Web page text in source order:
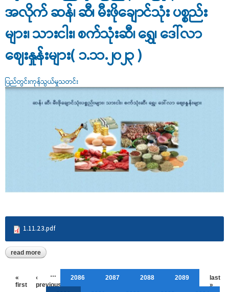
အလိုက် ဆန်၊ ဆီ၊ မီးဖိုချောင်သုံး ပစ္စည်း
များ၊ သားငါး၊ စက်သုံးဆီ၊ ရွှေ၊ ဒေါ်လာ
ဈေးနှုန်းများ( ၁.၁၁.၂၀၂၃ )
ပြည်တွင်းကုန်သွယ်မှုသတင်း
1.11.23.pdf
read more about တိုင်းဒေသကြီးနှင့်ပြည်နယ် မြို့နယ်အလိုက် ဆန်၊ ဆီ၊ မီးဖိုချောင်
သုံး ပစ္စည်းများ၊ သားငါး၊ စက်သုံးဆီ၊ ရွှေ၊ ဒေါ်လာ ဈေးနှုန်းများ(
«
first
‹
previous
… 2086 2087 2088 2089
last
»